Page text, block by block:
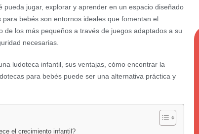
pueda jugar, explorar y aprender en un espacio diseñado
bebés son entornos ideales que fomentan el
de los más pequeños a través de juegos adaptados a su
necesarias.
ludoteca infantil, sus ventajas, cómo encontrar la
para bebés puede ser una alternativa práctica y
el crecimiento infantil?